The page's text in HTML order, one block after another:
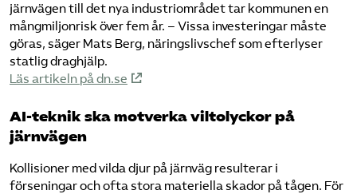
järnvägen till det nya industriområdet tar kommunen en
mångmiljonrisk över fem år. – Vissa investeringar måste
göras, säger Mats Berg, näringslivschef som efterlyser
statlig draghjälp.
Läs artikeln på dn.se
AI-teknik ska motverka viltolyckor på
järnvägen
Kollisioner med vilda djur på järnväg resulterar i
förseningar och ofta stora materiella skador på tågen. För